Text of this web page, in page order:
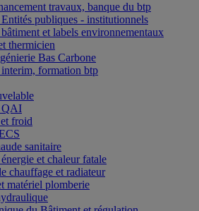
travaux, banque du btp
publiques - institutionnels
et labels environnementaux
thermicien
Bas Carbone
formation btp
QAI
froid
sanitaire
et chaleur fatale
chauffage et radiateur
matériel plomberie